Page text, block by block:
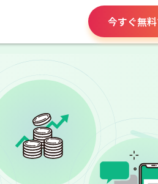
今すぐ無
請求書や領収書